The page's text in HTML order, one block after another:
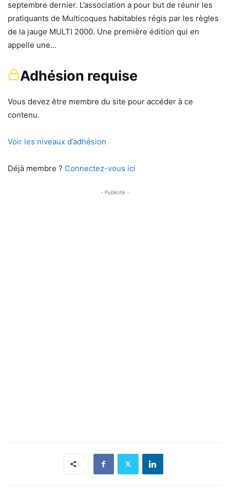
septembre dernier. L’association a pour but de réunir les
pratiquants de Multicoques habitables régis par les règles
de la jauge MULTI 2000. Une première édition qui en
appelle une…
Adhésion requise
Vous devez être membre du site pour accéder à ce
contenu.
Voir les niveaux d’adhésion
Déjà membre ? Connectez-vous ici
- Publicité -